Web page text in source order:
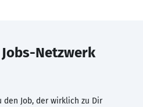
Jobs-Netzwerk
den Job, der wirklich zu Dir